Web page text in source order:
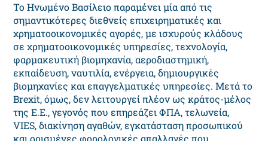
Το Ηνωμένο Βασίλειο παραμένει μία από τις
σημαντικότερες διεθνείς επιχειρηματικές και
χρηματοοικονομικές αγορές, με ισχυρούς κλάδους
σε χρηματοοικονομικές υπηρεσίες, τεχνολογία,
φαρμακευτική βιομηχανία, αεροδιαστημική,
εκπαίδευση, ναυτιλία, ενέργεια, δημιουργικές
βιομηχανίες και επαγγελματικές υπηρεσίες. Μετά το
Brexit, όμως, δεν λειτουργεί πλέον ως κράτος-μέλος
της Ε.Ε., γεγονός που επηρεάζει ΦΠΑ, τελωνεία,
VIES, διακίνηση αγαθών, εγκατάσταση προσωπικού